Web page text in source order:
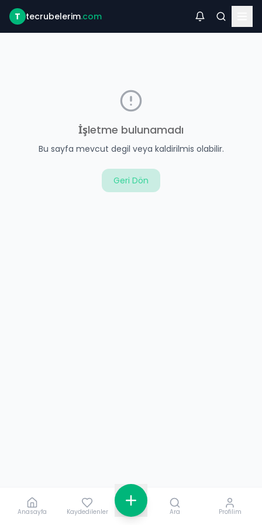
T tecrubelerim.com
İşletme bulunamadı
Bu sayfa mevcut degil veya kaldirilmis olabilir.
Geri Dön
Anasayfa Kaydedilenler Ara Profilim